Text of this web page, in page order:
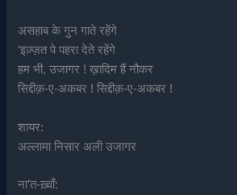
असहाब के गुन गाते रहेंगे
‘इज़्ज़त पे पहरा देते रहेंगे
हम भी, उजागर ! ख़ादिम हैं नौकर
सिद्दीक़-ए-अकबर ! सिद्दीक़-ए-अकबर !
शायर:
अल्लामा निसार अली उजागर
ना’त-ख़्वाँ: